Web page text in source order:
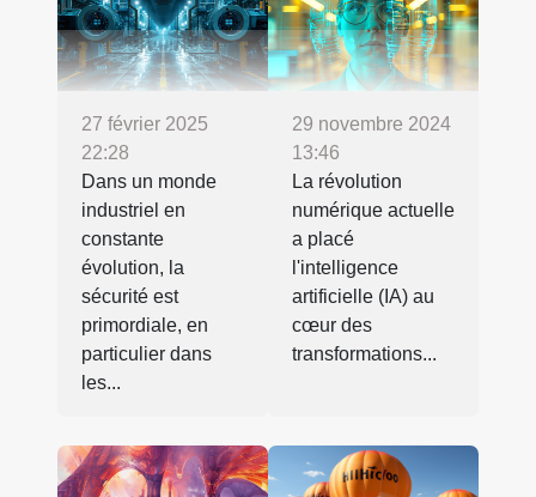
27 février 2025
22:28
Dans un monde
industriel en
constante
évolution, la
sécurité est
primordiale, en
particulier dans
les...
29 novembre 2024
13:46
La révolution
numérique actuelle
a placé
l'intelligence
artificielle (IA) au
cœur des
transformations...